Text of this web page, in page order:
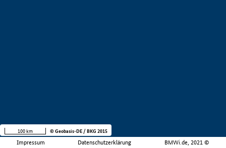
Impressum Datenschutzerklärung BMWi.de, 2021 ©
100 km © Geobasis-DE / BKG 2015